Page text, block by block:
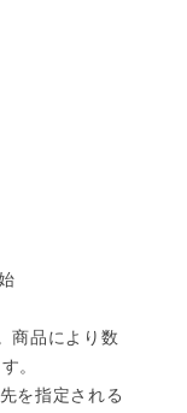
商品により数
。
を指定される